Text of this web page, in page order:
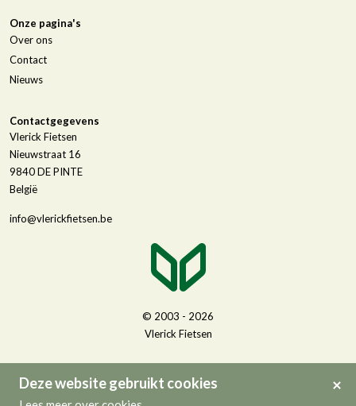
Deze website gebruikt cookies
Onze pagina's
Over ons
Contact
Nieuws
Contactgegevens
Vlerick Fietsen
Nieuwstraat 16
9840DE PINTE
België
info@vlerickfietsen.be
© 2003 - 2026
Vlerick Fietsen